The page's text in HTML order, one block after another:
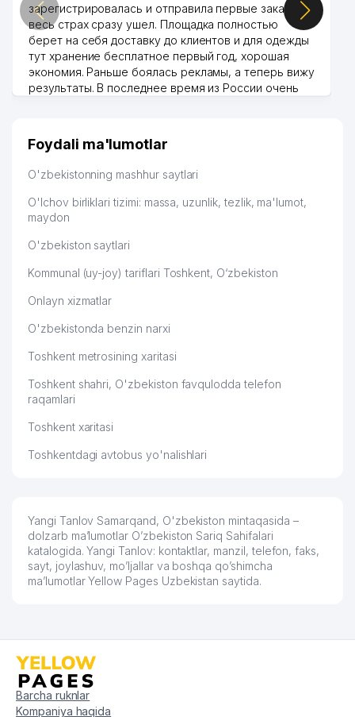
зарегистрировалась и отправила первые заказы,
весь страх сразу ушел. Площадка полностью
берет на себя доставку до клиентов и для одежды
тут хранение бесплатное первый год, хорошая
экономия. Раньше боялась рекламы, а теперь вижу
результаты. В последнее время из России очень
дальше развиваюсь потихоньку😊
Hamida 03.08.2026 12:45:39
Foydali ma'lumotlar
O'zbekistonning mashhur saytlari
O'lchov birliklari tizimi: massa, uzunlik, tezlik, ma'lumot,
maydon
O'zbekiston saytlari
Kommunal (uy-joy) tariflari Toshkent, O‘zbekiston
Onlayn xizmatlar
O'zbekistonda benzin narxi
Toshkent metrosining xaritasi
Toshkent shahri, O'zbekiston favqulodda telefon
raqamlari
Toshkent xaritasi
Toshkentdagi avtobus yo'nalishlari
Yangi Tanlov Samarqand, O'zbekiston mintaqasida –
dolzarb ma’lumotlar O’zbekiston Sariq Sahifalari
katalogida. Yangi Tanlov: kontaktlar, manzil, telefon, faks,
sayt, joylashuv, mo’ljallar va boshqa qo’shimcha
ma’lumotlar Yellow Pages Uzbekistan saytida.
Barcha ruknlar
Kompaniya haqida